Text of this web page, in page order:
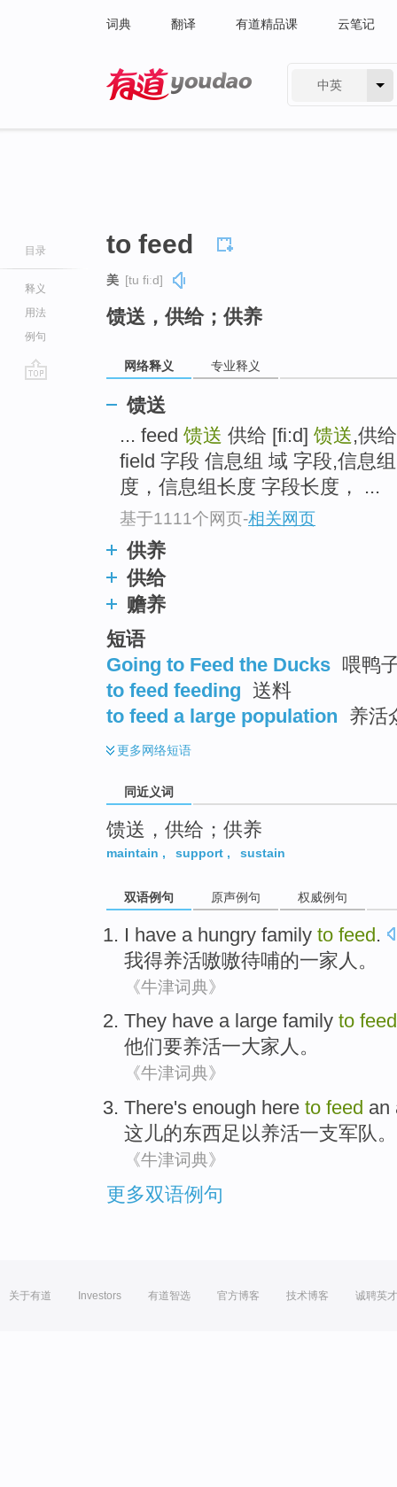
词典 翻译 有道精品课 云笔记
中英
目录
释义
用法
例句
to feed
美 [tu fiːd]
馈送，供给；供养
网络释义 专业释义
馈送
... feed 馈送 供给 [fi:d] 馈送,供
field 字段 信息组 域 字段,信息
度，信息组长度 字段长度， ...
基于1111个网页-相关网页
供养
供给
赡养
短语
Going to Feed the Ducks 喂鸭
to feed feeding 送料
to feed a large population 养活
更多网络短语
同近义词
馈送，供给；供养
maintain , support , sustain
双语例句 原声例句 权威例句
I have a hungry family to feed.
我得养活嗷嗷待哺的一家人 。
《牛津词典》
They have a large family to feed
他们要养活一大家人 。
《牛津词典》
There's enough here to feed an
这儿的东西足以养活一支军队。
《牛津词典》
更多双语例句
关于有道 Investors 有道智选 官方博客 技术博客 诚聘英才